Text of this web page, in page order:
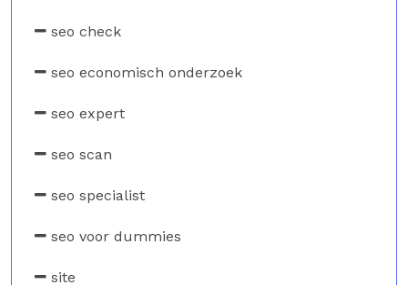
seo check
seo economisch onderzoek
seo expert
seo scan
seo specialist
seo voor dummies
site